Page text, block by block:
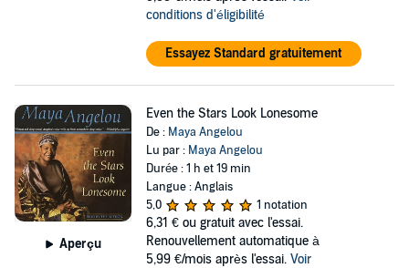
conditions d'éligibilité
Essayez Standard gratuitement
Aperçu
Even the Stars Look Lonesome
De : Maya Angelou
Lu par : Maya Angelou
Durée : 1 h et 19 min
Langue : Anglais
5,0
1 notation
6,31 € ou gratuit avec l'essai.
Renouvellement automatique à
5,99 €/mois après l'essai. Voir